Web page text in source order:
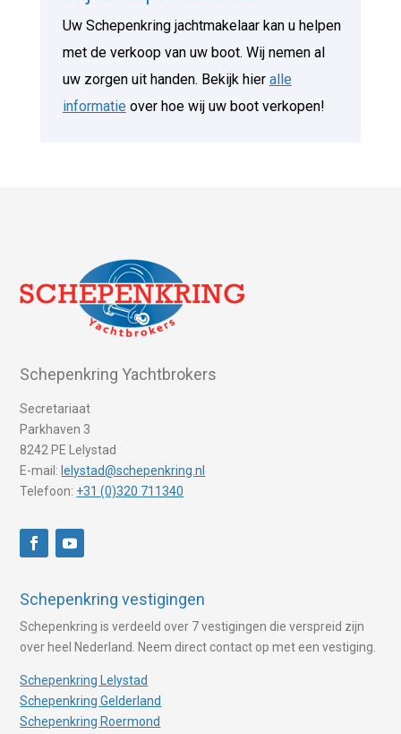
Uw Schepenkring jachtmakelaar kan u helpen
met de verkoop van uw boot. Wij nemen al
uw zorgen uit handen. Bekijk hier alle
informatie over hoe wij uw boot verkopen!
Schepenkring Yachtbrokers
Secretariaat
Parkhaven 3
8242 PE Lelystad
E-mail: lelystad@schepenkring.nl
Telefoon: +31 (0)320 711340
Schepenkring vestigingen
Schepenkring is verdeeld over 7 vestigingen die verspreid zijn
over heel Nederland. Neem direct contact op met een vestiging.
Schepenkring Lelystad
Schepenkring Gelderland
Schepenkring Roermond